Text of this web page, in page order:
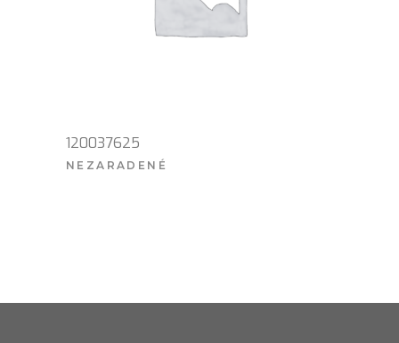
120037625
NEZARADENÉ